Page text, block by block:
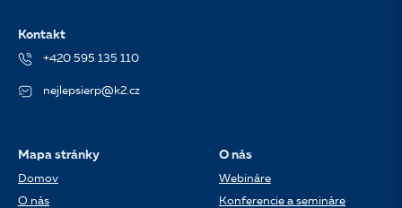
Kontakt
+420 595 135 110
nejlepsierp@k2.cz
Mapa stránky
Domov
O nás
O nás
Webináre
Konferencie a semináre